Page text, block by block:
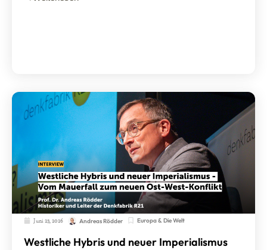
Juni 23, 2026 Andreas Rödder Europa & Die Welt
Westliche Hybris und neuer Imperialismus